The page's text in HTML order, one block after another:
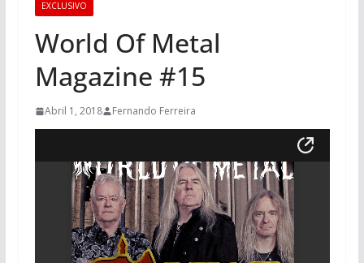
EXCLUSIVO
World Of Metal
Magazine #15
Abril 1, 2018 Fernando Ferreira